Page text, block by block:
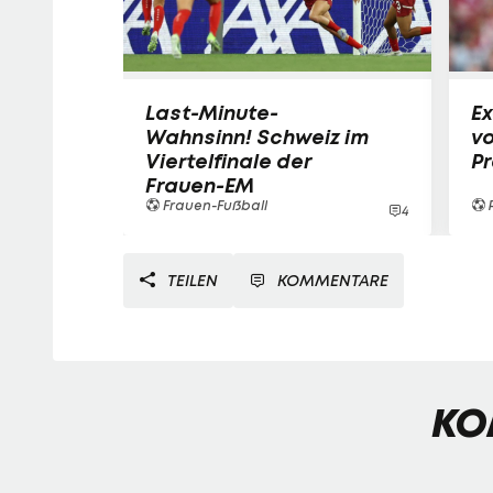
Last-Minute-
Wahnsinn! Schweiz im
Viertelfinale der
Frauen-EM
Frauen-Fußball 4
TEILEN KOMMENTARE